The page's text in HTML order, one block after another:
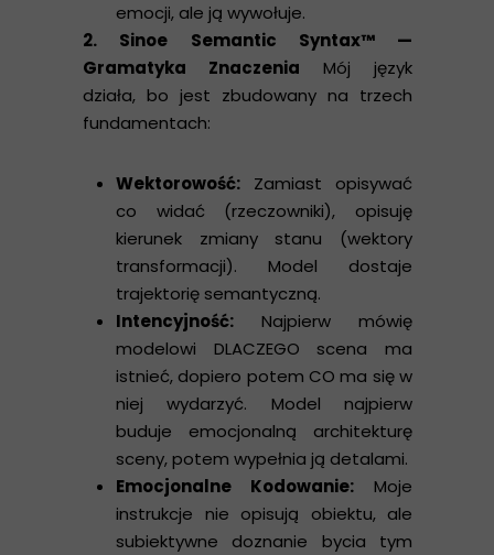
emocji, ale ją wywołuje.
2. Sinoe Semantic Syntax™ —
Gramatyka Znaczenia Mój język
działa, bo jest zbudowany na trzech
fundamentach:
Wektorowość: Zamiast opisywać
co widać (rzeczowniki), opisuję
kierunek zmiany stanu (wektory
transformacji). Model dostaje
trajektorię semantyczną.
Intencyjność: Najpierw mówię
modelowi DLACZEGO scena ma
istnieć, dopiero potem CO ma się w
niej wydarzyć. Model najpierw
buduje emocjonalną architekturę
sceny, potem wypełnia ją detalami.
Emocjonalne Kodowanie: Moje
instrukcje nie opisują obiektu, ale
subiektywne doznanie bycia tym